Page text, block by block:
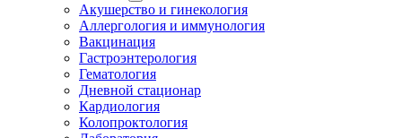
Акушерство и гинекология
Аллергология и иммунология
Вакцинация
Гастроэнтерология
Гематология
Дневной стационар
Кардиология
Колопроктология